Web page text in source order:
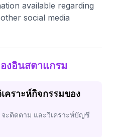
available regarding
social media
งอินสตาแกรม
เคราะห์กิจกรรมของ
จะติดตาม และวิเคราะห์บัญชี